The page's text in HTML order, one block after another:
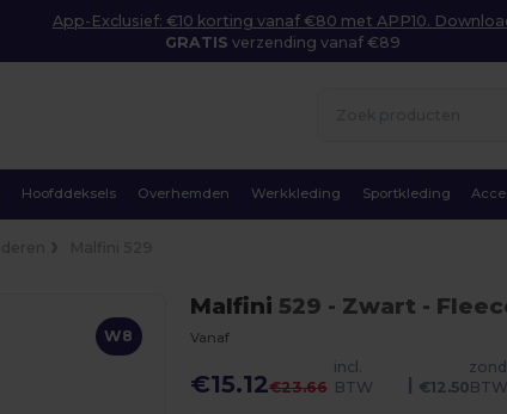
App-Exclusief: €10 korting vanaf €80 met APP10.
GRATIS verzending vanaf €89
Hoofddeksels Overhemden Werkkleding Sportkleding
W8
Malfini 529 - Zwart -
Vanaf
€15.12€23.66
incl.
BTW
| €12.50BTW